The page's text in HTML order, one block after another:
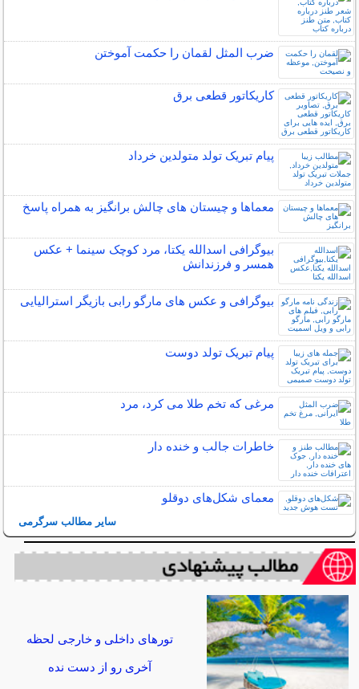
ضرب المثل لقمان را حکمت آموختن
کاریکاتور قطعی برق
پیام تبریک تولد متولدین خرداد
معماها و چیستان های چالش برانگیز به همراه پاسخ
بیوگرافی اسدالله یکتا، مرد کوچک سینما + عکس
همسر و فرزندانش
بیوگرافی و عکس های مارگو رابی بازیگر استرالیایی
پیام تبریک تولد دوست
مرغی که تخم طلا می کرد، مرد
خاطرات جالب و خنده دار
معمای شکل‌های دوقلو
سایر مطالب سرگرمی
تورهای داخلی و خارجی لحظه
آخری رو از دست نده